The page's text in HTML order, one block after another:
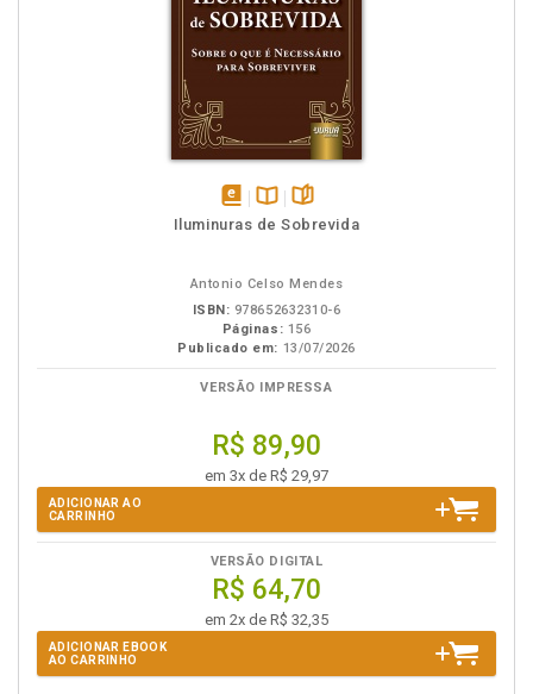
disponívelDisponível
páginas
Iluminuras de Sobrevida
Antonio Celso Mendes
ISBN: 978652632310-6
Páginas: 156
Publicado em: 13/07/2026
VERSÃO IMPRESSA
R$ 89,90
em 3x de R$ 29,97
ADICIONAR AO
CARRINHO
VERSÃO DIGITAL
R$ 64,70
em 2x de R$ 32,35
ADICIONAR EBOOK
AO CARRINHO